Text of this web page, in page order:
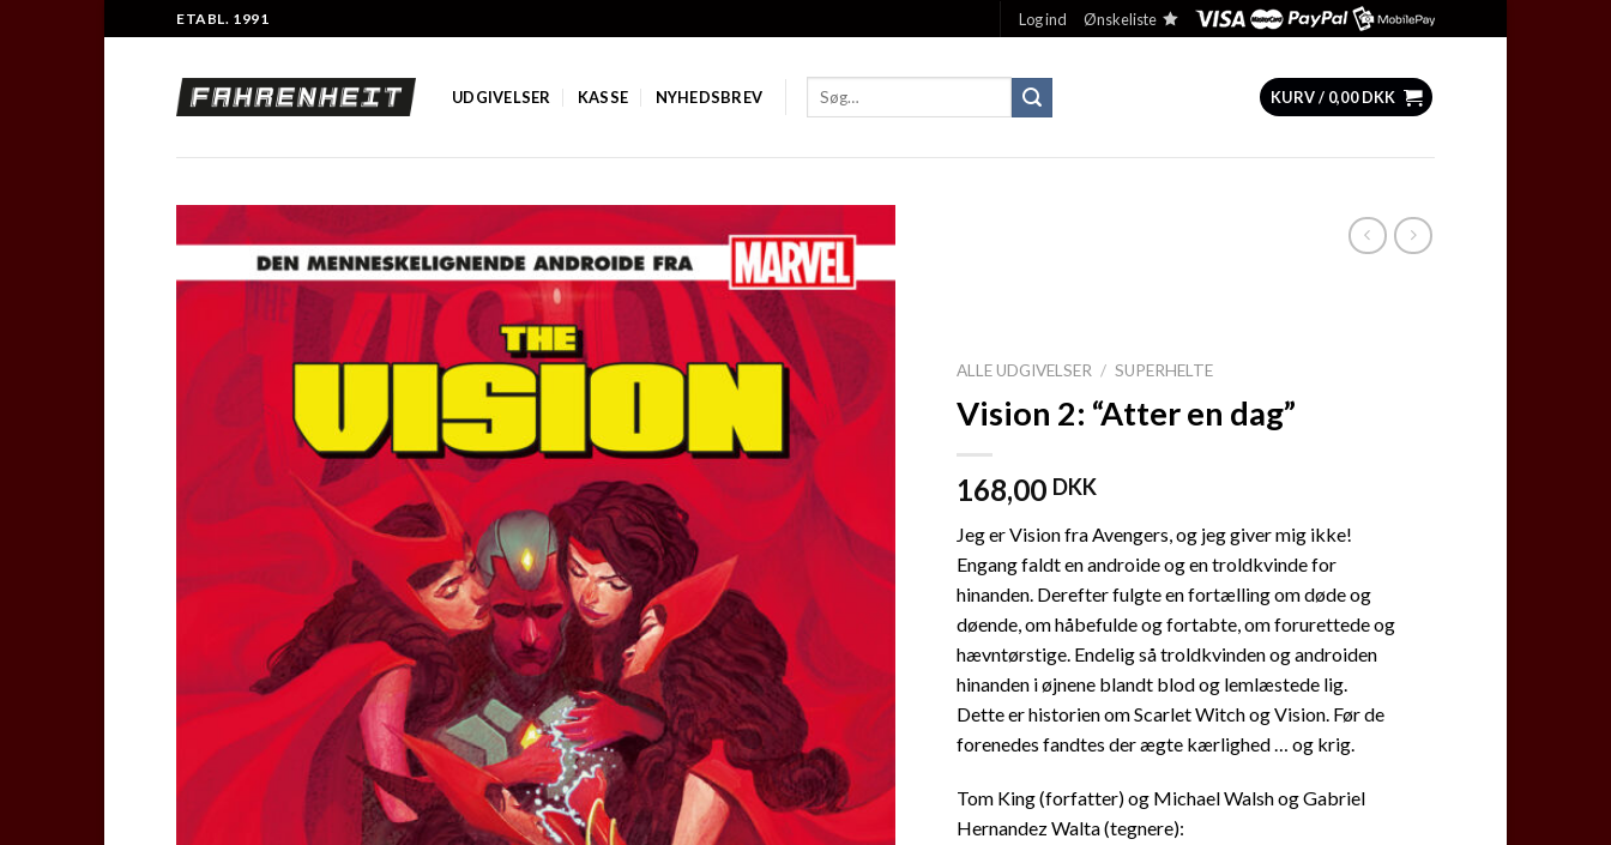
to
ETABL. 1991 Log ind Ønskeliste
UDGIVELSER KASSE NYHEDSBREV KURV / 0,00DKK
Add to
Wishlist
ALLE UDGIVELSER / SUPERHELTE
Vision 2: “Atter en dag”
168,00 DKK
Jeg er Vision fra Avengers, og jeg giver mig ikke!
Engang faldt en androide og en troldkvinde for
hinanden. Derefter fulgte en fortælling om døde og
døende, om håbefulde og fortabte, om forurettede og
hævntørstige. Endelig så troldkvinden og androiden
hinanden i øjnene blandt blod og lemlæstede lig.
Dette er historien om Scarlet Witch og Vision. Før de
forenedes fandtes der ægte kærlighed … og krig.
Tom King (forfatter) og Michael Walsh og Gabriel
Hernandez Walta (tegnere):